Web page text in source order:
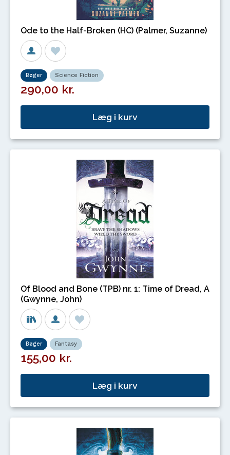
Ode to the Half-Broken (HC) (Palmer, Suzanne)
Bøger Science Fiction
290,00 kr.
Læg i kurv
Of Blood and Bone (TPB) nr. 1: Time of Dread, A
(Gwynne, John)
Bøger Fantasy
155,00 kr.
Læg i kurv